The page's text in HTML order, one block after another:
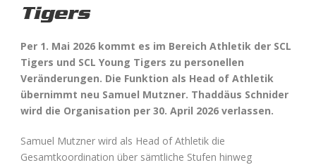
Tigers
Per 1. Mai 2026 kommt es im Bereich Athletik der SCL
Tigers und SCL Young Tigers zu personellen
Veränderungen. Die Funktion als Head of Athletik
übernimmt neu Samuel Mutzner. Thaddäus Schnider
wird die Organisation per 30. April 2026 verlassen.
Samuel Mutzner wird als Head of Athletik die
Gesamtkoordination über sämtliche Stufen hinweg